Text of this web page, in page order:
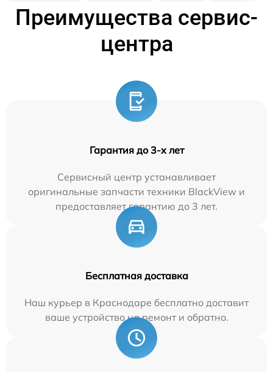
Преимущества сервис-
центра
Гарантия до 3-х лет
Сервисный центр устанавливает
оригинальные запчасти техники BlackView и
предоставляет гарантию до 3 лет.
Бесплатная доставка
Наш курьер в Краснодаре бесплатно доставит
ваше устройство на ремонт и обратно.